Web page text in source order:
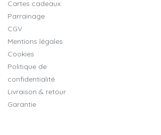
Cartes cadeaux
Parrainage
CGV
Mentions légales
Cookies
Politique de
confidentialité
Livraison & retour
Garantie